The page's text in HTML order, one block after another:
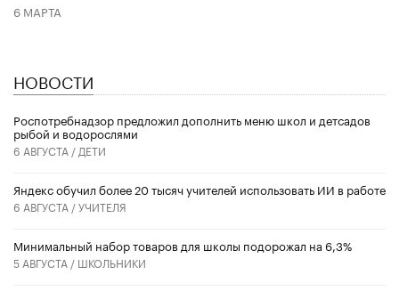
6 МАРТА
НОВОСТИ
Роспотребнадзор предложил дополнить меню школ и детсадов
рыбой и водорослями
6 АВГУСТА / ДЕТИ
​Яндекс обучил более 20 тысяч учителей использовать ИИ в работе
6 АВГУСТА /УЧИТЕЛЯ
Минимальный набор товаров для школы подорожал на 6,3%
5 АВГУСТА / ШКОЛЬНИКИ